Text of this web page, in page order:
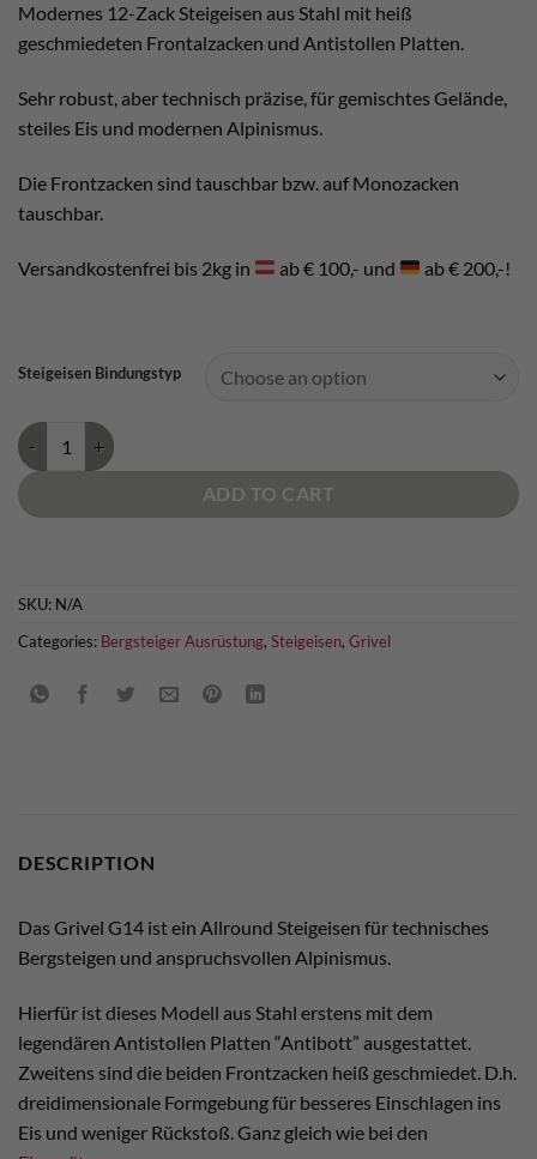
Modernes 12-Zack Steigeisen aus Stahl mit heiß
geschmiedeten Frontalzacken und Antistollen Platten.
Sehr robust, aber technisch präzise, für gemischtes Gelände,
steiles Eis und modernen Alpinismus.
Die Frontzacken sind tauschbar bzw. auf Monozacken
tauschbar.
Versandkostenfrei bis 2kg in ab € 100,- und ab € 200,-!
Steigeisen Bindungstyp
Grivel G14 Steigeisen quantity
ADD TO CART
SKU: N/A
Categories: Bergsteiger Ausrüstung, Steigeisen, Grivel
DESCRIPTION
Das Grivel G14 ist ein Allround Steigeisen für technisches
Bergsteigen und anspruchsvollen Alpinismus.
Hierfür ist dieses Modell aus Stahl erstens mit dem
legendären Antistollen Platten “Antibott” ausgestattet.
Zweitens sind die beiden Frontzacken heiß geschmiedet. D.h.
dreidimensionale Formgebung für besseres Einschlagen ins
Eis und weniger Rückstoß. Ganz gleich wie bei den